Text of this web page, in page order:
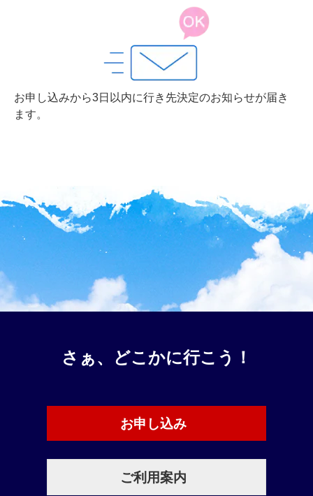
お申し込みから3日以内に行き先決定のお知らせが届き
ます。
さぁ、どこかに行こう！
お申し込み
ご利用案内